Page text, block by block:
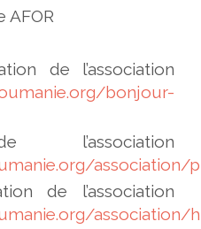
AFOR
de l’association
bonjour-
l’association
association/
de l’association
association/